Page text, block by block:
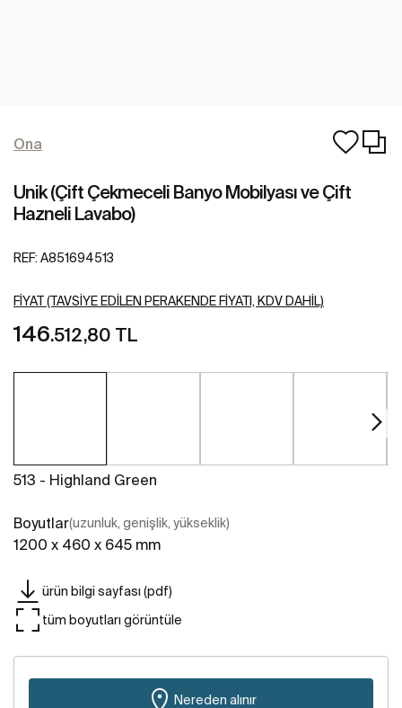
Ona
Unik (Çift Çekmeceli Banyo Mobilyası ve Çift
Hazneli Lavabo)
REF: A851694513
FIYAT (TAVSIYE EDILEN PERAKENDE FIYATI, KDV DAHIL)
146.512,80 TL
513 - Highland Green
Boyutlar(uzunluk, genişlik, yükseklik)
1200 x 460 x 645 mm
ürün bilgi sayfası (pdf)
tüm boyutları görüntüle
Nereden alınır